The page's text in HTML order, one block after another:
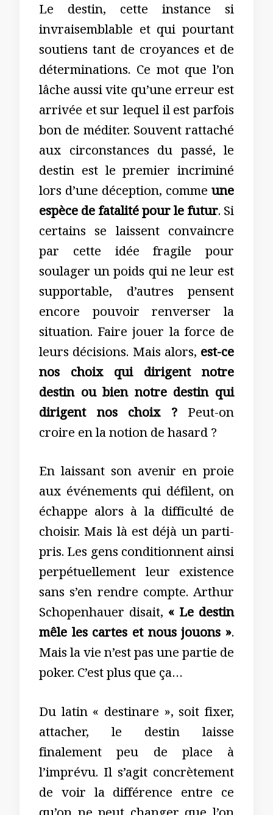
Le destin, cette instance si
invraisemblable et qui pourtant
soutiens tant de croyances et de
déterminations. Ce mot que l’on
lâche aussi vite qu’une erreur est
arrivée et sur lequel il est parfois
bon de méditer. Souvent rattaché
aux circonstances du passé, le
destin est le premier incriminé
lors d’une déception, comme une
espèce de fatalité pour le futur. Si
certains se laissent convaincre
par cette idée fragile pour
soulager un poids qui ne leur est
supportable, d’autres pensent
encore pouvoir renverser la
situation. Faire jouer la force de
leurs décisions. Mais alors, est-ce
nos choix qui dirigent notre
destin ou bien notre destin qui
dirigent nos choix ?Peut-on
croire en la notion de hasard ?
En laissant son avenir en proie
aux événements qui défilent, on
échappe alors à la difficulté de
choisir. Mais là est déjà un parti-
pris. Les gens conditionnent ainsi
perpétuellement leur existence
sans s’en rendre compte. Arthur
Schopenhauer disait, « Le destin
mêle les cartes et nous jouons ».
Mais la vie n’est pas une partie de
poker. C’est plus que ça…
Du latin « destinare », soit fixer,
attacher, le destin laisse
finalement peu de place à
l’imprévu. Il s’agit concrètement
de voir la différence entre ce